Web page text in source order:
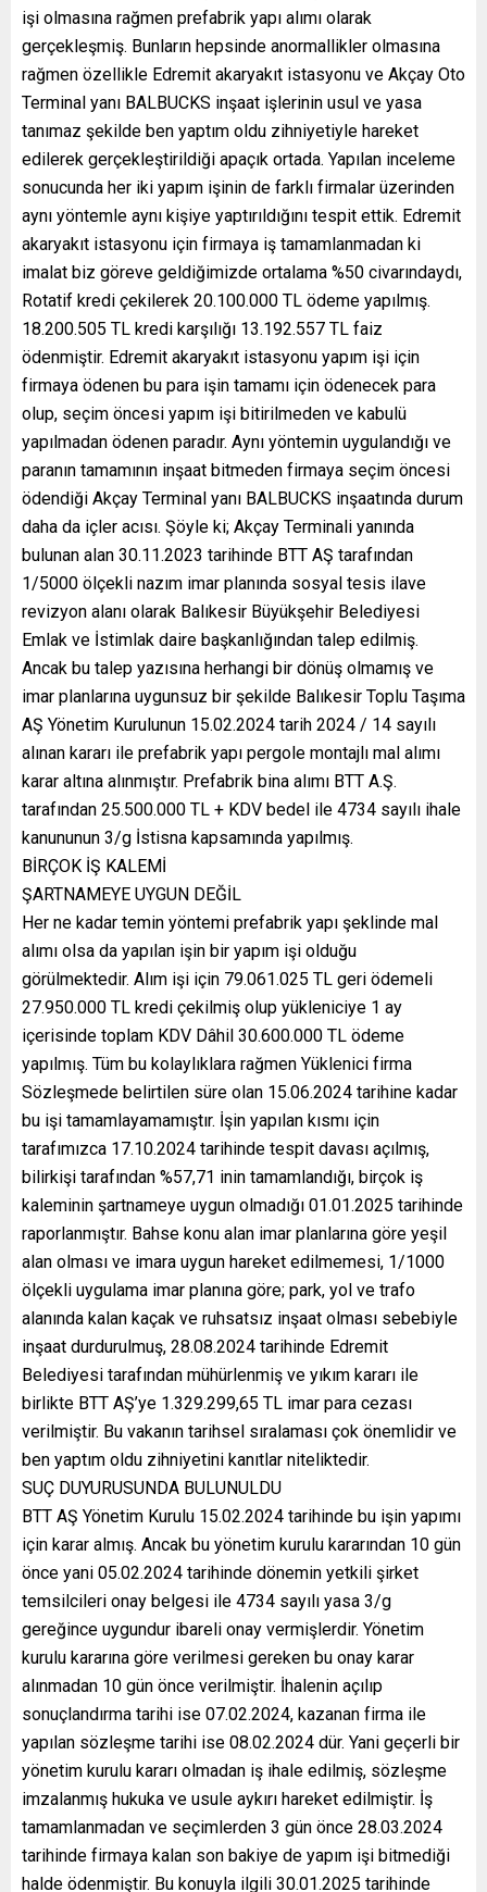
işi olmasına rağmen prefabrik yapı alımı olarak
gerçekleşmiş. Bunların hepsinde anormallikler olmasına
rağmen özellikle Edremit akaryakıt istasyonu ve Akçay Oto
Terminal yanı BALBUCKS inşaat işlerinin usul ve yasa
tanımaz şekilde ben yaptım oldu zihniyetiyle hareket
edilerek gerçekleştirildiği apaçık ortada. Yapılan inceleme
sonucunda her iki yapım işinin de farklı firmalar üzerinden
aynı yöntemle aynı kişiye yaptırıldığını tespit ettik. Edremit
akaryakıt istasyonu için firmaya iş tamamlanmadan ki
imalat biz göreve geldiğimizde ortalama %50 civarındaydı,
Rotatif kredi çekilerek 20.100.000 TL ödeme yapılmış.
18.200.505 TL kredi karşılığı 13.192.557 TL faiz
ödenmiştir. Edremit akaryakıt istasyonu yapım işi için
firmaya ödenen bu para işin tamamı için ödenecek para
olup, seçim öncesi yapım işi bitirilmeden ve kabulü
yapılmadan ödenen paradır. Aynı yöntemin uygulandığı ve
paranın tamamının inşaat bitmeden firmaya seçim öncesi
ödendiği Akçay Terminal yanı BALBUCKS inşaatında durum
daha da içler acısı. Şöyle ki; Akçay Terminali yanında
bulunan alan 30.11.2023 tarihinde BTT AŞ tarafından
1/5000 ölçekli nazım imar planında sosyal tesis ilave
revizyon alanı olarak Balıkesir Büyükşehir Belediyesi
Emlak ve İstimlak daire başkanlığından talep edilmiş.
Ancak bu talep yazısına herhangi bir dönüş olmamış ve
imar planlarına uygunsuz bir şekilde Balıkesir Toplu Taşıma
AŞ Yönetim Kurulunun 15.02.2024 tarih 2024 / 14 sayılı
alınan kararı ile prefabrik yapı pergole montajlı mal alımı
karar altına alınmıştır. Prefabrik bina alımı BTT A.Ş.
tarafından 25.500.000 TL + KDV bedel ile 4734 sayılı ihale
kanununun 3/g İstisna kapsamında yapılmış.
BİRÇOK İŞ KALEMİ
ŞARTNAMEYE UYGUN DEĞİL
Her ne kadar temin yöntemi prefabrik yapı şeklinde mal
alımı olsa da yapılan işin bir yapım işi olduğu
görülmektedir. Alım işi için 79.061.025 TL geri ödemeli
27.950.000 TL kredi çekilmiş olup yükleniciye 1 ay
içerisinde toplam KDV Dâhil 30.600.000 TL ödeme
yapılmış. Tüm bu kolaylıklara rağmen Yüklenici firma
Sözleşmede belirtilen süre olan 15.06.2024 tarihine kadar
bu işi tamamlayamamıştır. İşin yapılan kısmı için
tarafımızca 17.10.2024 tarihinde tespit davası açılmış,
bilirkişi tarafından %57,71 inin tamamlandığı, birçok iş
kaleminin şartnameye uygun olmadığı 01.01.2025 tarihinde
raporlanmıştır. Bahse konu alan imar planlarına göre yeşil
alan olması ve imara uygun hareket edilmemesi, 1/1000
ölçekli uygulama imar planına göre; park, yol ve trafo
alanında kalan kaçak ve ruhsatsız inşaat olması sebebiyle
inşaat durdurulmuş, 28.08.2024 tarihinde Edremit
Belediyesi tarafından mühürlenmiş ve yıkım kararı ile
birlikte BTT AŞ’ye 1.329.299,65 TL imar para cezası
verilmiştir. Bu vakanın tarihsel sıralaması çok önemlidir ve
ben yaptım oldu zihniyetini kanıtlar niteliktedir.
SUÇ DUYURUSUNDA BULUNULDU
BTT AŞ Yönetim Kurulu 15.02.2024 tarihinde bu işin yapımı
için karar almış. Ancak bu yönetim kurulu kararından 10 gün
önce yani 05.02.2024 tarihinde dönemin yetkili şirket
temsilcileri onay belgesi ile 4734 sayılı yasa 3/g
gereğince uygundur ibareli onay vermişlerdir. Yönetim
kurulu kararına göre verilmesi gereken bu onay karar
alınmadan 10 gün önce verilmiştir. İhalenin açılıp
sonuçlandırma tarihi ise 07.02.2024, kazanan firma ile
yapılan sözleşme tarihi ise 08.02.2024 dür. Yani geçerli bir
yönetim kurulu kararı olmadan iş ihale edilmiş, sözleşme
imzalanmış hukuka ve usule aykırı hareket edilmiştir. İş
tamamlanmadan ve seçimlerden 3 gün önce 28.03.2024
tarihinde firmaya kalan son bakiye de yapım işi bitmediği
halde ödenmiştir. Bu konuyla ilgili 30.01.2025 tarihinde